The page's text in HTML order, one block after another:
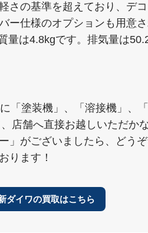
さの基準を超えており、デ
ー仕様のオプションも用意
は4.8kgです。排気量は
「塗装機」、「溶接機」、
店舗へ直接お越しいただか
」がございましたら、どう
ります！
ダイワの買取はこちら